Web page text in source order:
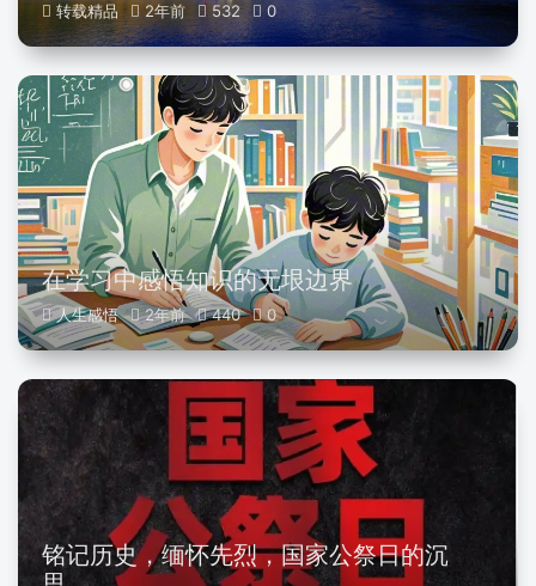
转载精品 2年前 532 0
在学习中感悟知识的无垠边界
人生感悟 2年前 440 0
铭记历史，缅怀先烈，国家公祭日的沉